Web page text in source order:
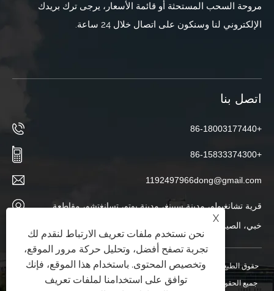
مروحة السحب المستحثة أو قائمة الأسعار، يرجى ترك بريدك
الإلكتروني لنا وسنكون على اتصال خلال 24 ساعة.
اتصل بنا
+86-18003177440
+86-15833374300
1192497966dong@gmail.com
قرية تشانغبولو، مدينة سيينغ، مدينة بوتو، تسانغتشو، مقاطعة
خبي، الصين
حقوق الطبع والنشر © 2025 شركة Hebei Ketong لمعدات حماية البيئة المحدودة.
جميع الحقوق محفوظة.
Links |Sitemap| RSS|XML
|سياسة الخصوصية
X
نحن نستخدم ملفات تعريف الارتباط لنقدم لك
تجربة تصفح أفضل، وتحليل حركة مرور الموقع،
وتخصيص المحتوى. باستخدام هذا الموقع، فإنك
توافق على استخدامنا لملفات تعريف